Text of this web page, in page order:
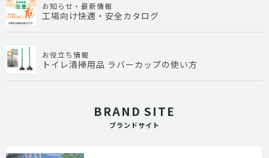
お知らせ・最新情報
工場向け快適・安全カタログ
お役立ち情報
トイレ清掃用品 ラバーカップの使い方
BRAND SITE
ブランドサイト